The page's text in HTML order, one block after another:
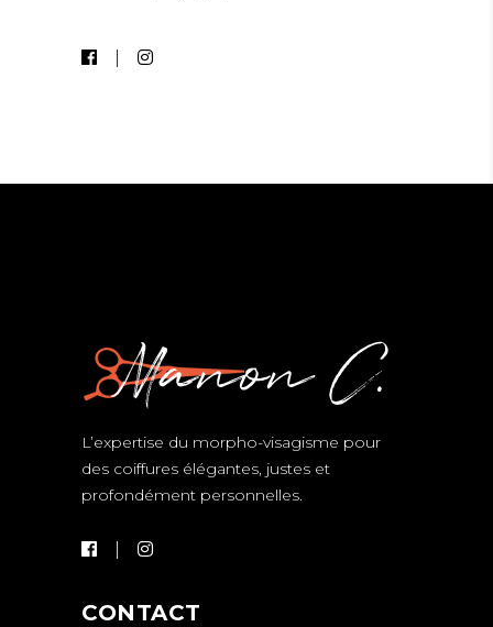
L’expertise du morpho-visagisme pour
des coiffures élégantes, justes et
profondément personnelles.
CONTACT